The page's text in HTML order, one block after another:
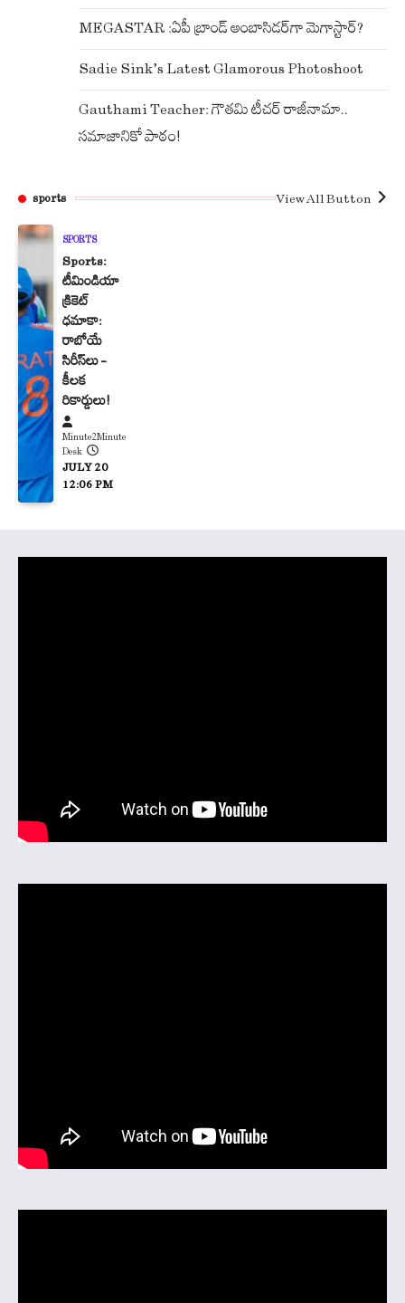
MEGASTAR :ఏపీ బ్రాండ్ అంబాసిడర్‌గా మెగాస్టార్?
Sadie Sink’s Latest Glamorous Photoshoot
Gauthami Teacher: గౌతమి టీచర్ రాజీనామా..
సమాజానికో పాఠం!
sports View All Button
SPORTS
Sports:
టీమిండియా
క్రికెట్
ధమాకా:
రాబోయే
సిరీస్‌లు –
కీలక
రికార్డులు!
Minute2Minute
Desk
JULY 20
12:06 PM